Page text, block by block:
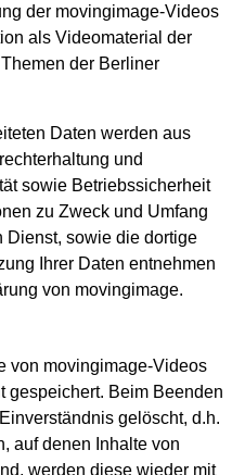
der movingimage-Videos
als Videomaterial der
der Berliner
Daten werden aus
und
sowie Betriebssicherheit
zu Zweck und Umfang
Dienst, sowie die dortige
Ihrer Daten entnehmen
von movingimage.
von movingimage-Videos
gespeichert. Beim Beenden
gelöscht, d.h.
auf denen Inhalte von
werden diese wieder mit